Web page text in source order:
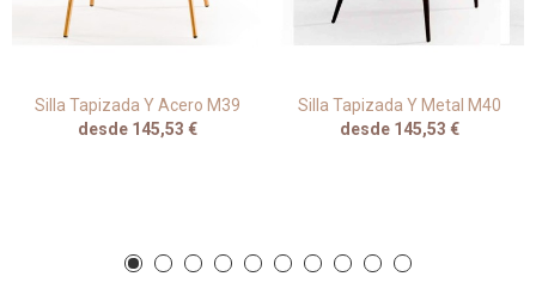
Silla Tapizada Y Acero M39
desde 145,53 €
Silla Tapizada Y Metal M40
desde 145,53 €